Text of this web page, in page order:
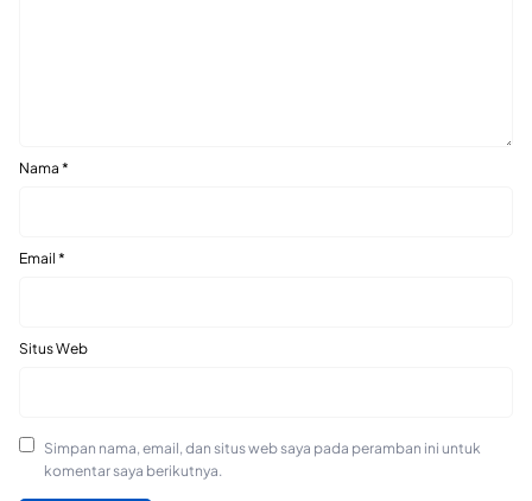
Nama *
Email *
Situs Web
Simpan nama, email, dan situs web saya pada peramban ini untuk
komentar saya berikutnya.